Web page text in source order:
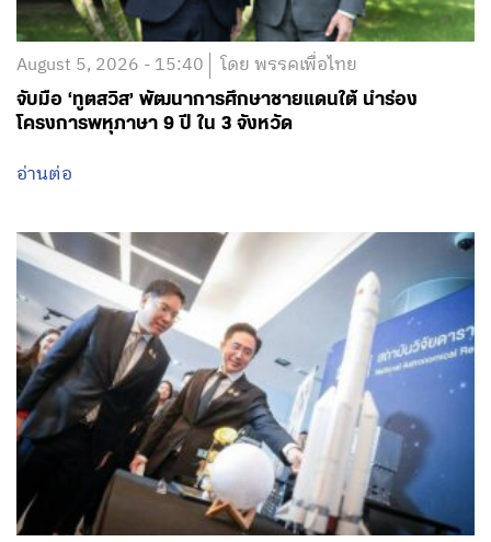
August 5, 2026 - 15:40 โดย พรรคเพื่อไทย
จับมือ ‘ทูตสวิส’ พัฒนาการศึกษาชายแดนใต้ นำร่อง
โครงการพหุภาษา 9 ปี ใน 3 จังหวัด
อ่านต่อ